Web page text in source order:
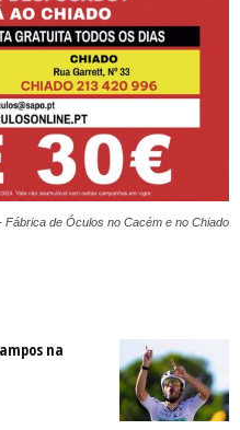
Fábrica de Óculos no Cacém e no Chiado
na